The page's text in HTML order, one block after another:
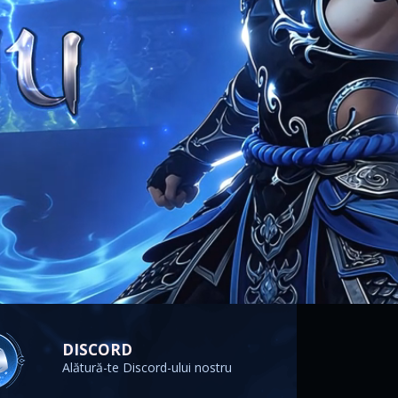
DISCORD
Alătură-te Discord-ului nostru